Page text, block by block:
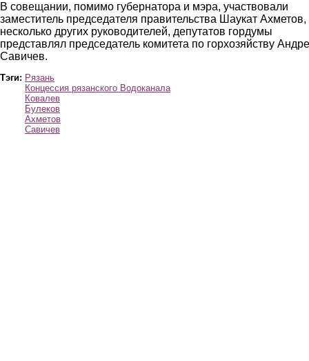
В совещании, помимо губернатора и мэра, участвовали
заместитель председателя правительства Шаукат Ахметов,
несколько других руководителей, депутатов гордумы
представлял председатель комитета по горхозяйству
Савичев.
Тэги: Рязань
Концессия рязанского Водоканала
Ковалев
Булеков
Ахметов
Савичев